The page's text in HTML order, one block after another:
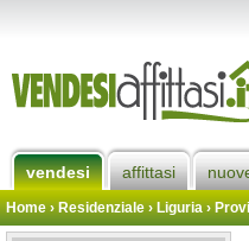
vendesi affittasi
Home› Residenziale › Liguria ›